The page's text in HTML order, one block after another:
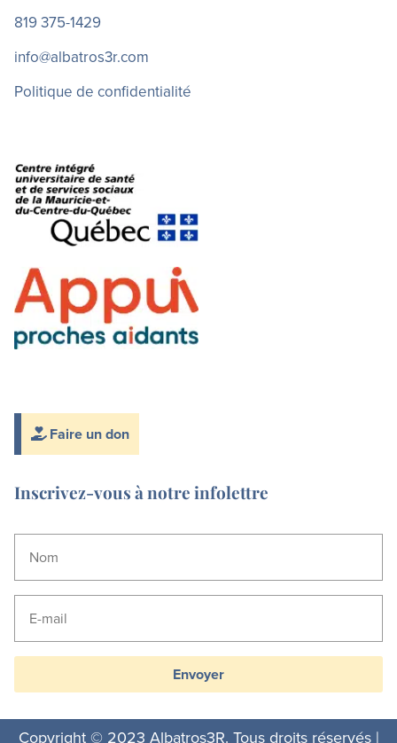
819 375-1429
info@albatros3r.com
Politique de confidentialité
Faire un don
Inscrivez-vous à notre infolettre
Envoyer
Copyright © 2023 Albatros3R. Tous droits réservés |